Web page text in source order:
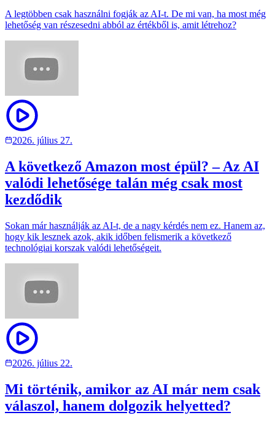
A legtöbben csak használni fogják az AI-t. De mi van, ha most még
lehetőség van részesedni abból az értékből is, amit létrehoz?
2026. július 27.
A következő Amazon most épül? – Az AI
valódi lehetősége talán még csak most
kezdődik
Sokan már használják az AI-t, de a nagy kérdés nem ez. Hanem az,
hogy kik lesznek azok, akik időben felismerik a következő
technológiai korszak valódi lehetőségeit.
2026. július 22.
Mi történik, amikor az AI már nem csak
válaszol, hanem dolgozik helyetted?